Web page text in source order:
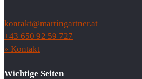
kontakt@martingartner.at
+43 650 92 59 727
» Kontakt
Wichtige Seiten